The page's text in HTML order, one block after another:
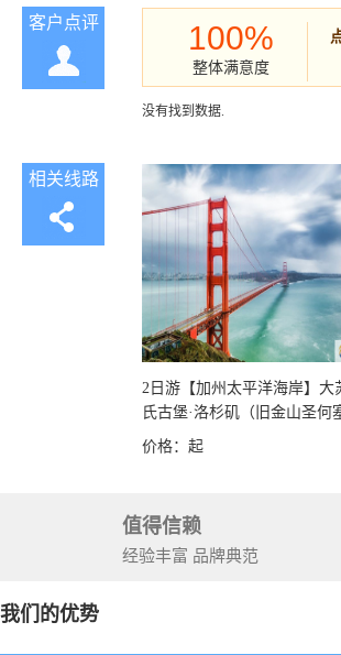
客户点评 100%
整体满意度
没有找到数据.
相关线路
2日游【加州太平洋海岸】大
氏古堡·洛杉矶（旧金山圣何
洛杉矶结束）
价格： 起
值得信赖
经验丰富 品牌典范
我们的优势